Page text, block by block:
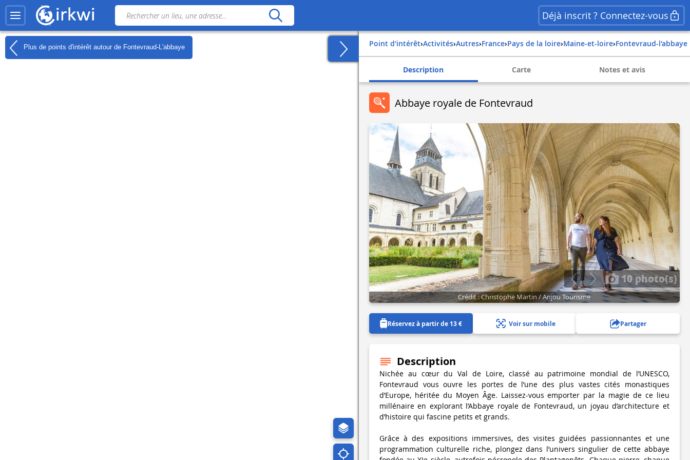
Déjà inscrit ? Connectez-vous
Plus de points d'intérêt autour de Fontevraud-L'abbaye Point d'intérêt› Activités› Autres› france› pays de la loire› maine-et-loire› fontevraud-l'abbaye
Description Carte Notes et avis
Abbaye royale de Fontevraud
10 photo(s)
Crédit : Christophe Martin / Anjou Tourisme
Réservez à partir de 13 € Voir sur mobile Partager
Description
Nichée au cœur du Val de Loire, classé au patrimoine mondial de l’UNESCO,
Fontevraud vous ouvre les portes de l’une des plus vastes cités monastiques
d’Europe, héritée du Moyen Âge. Laissez-vous emporter par la magie de ce lieu
millénaire en explorant l’Abbaye royale de Fontevraud, un joyau d’architecture et
d’histoire qui fascine petits et grands.
Grâce à des expositions immersives, des visites guidées passionnantes et une
programmation culturelle riche, plongez dans l’univers singulier de cette abbaye